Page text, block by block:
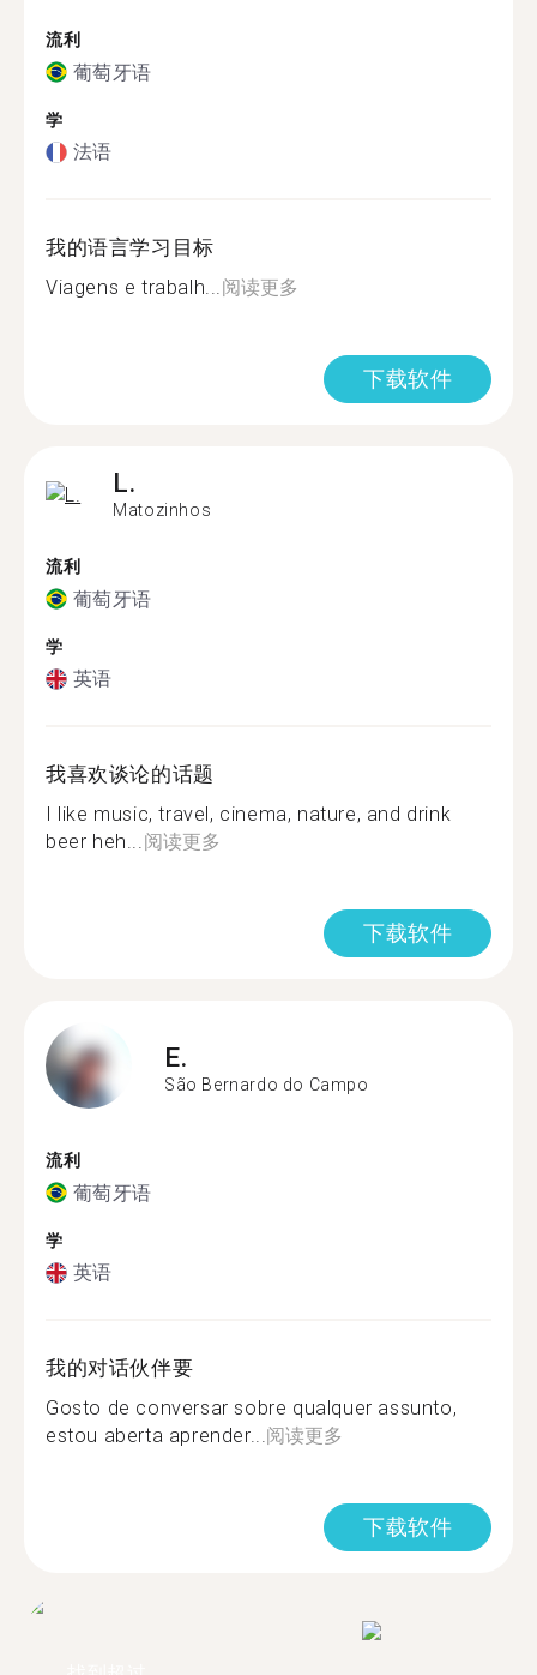
流利
葡萄牙语
学
法语
我的语言学习目标
Viagens e trabalh...阅读更多
下载软件
L.
Matozinhos
流利
葡萄牙语
学
英语
我喜欢谈论的话题
I like music, travel, cinema, nature, and drink
beer heh...阅读更多
下载软件
E.
São Bernardo do Campo
流利
葡萄牙语
学
英语
我的对话伙伴要
Gosto de conversar sobre qualquer assunto,
estou aberta aprender...阅读更多
下载软件